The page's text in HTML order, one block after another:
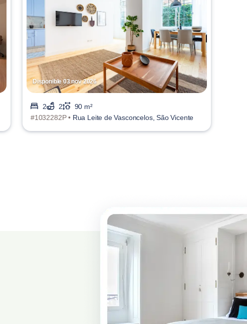
Disponible 03 nov 2026
2 2
90 m²
#1032282P • Rua Leite de Vasconcelos, São Vicente